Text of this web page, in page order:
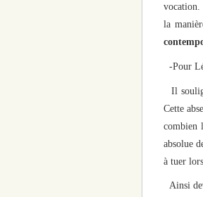
vocation.
la
-Pour
Il
Cette
combien
absolue
à tuer
Ainsi